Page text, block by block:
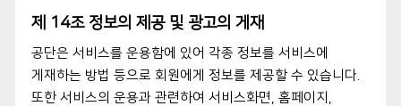
제 14조 정보의 제공 및 광고의 게재
공단은 서비스를 운용함에 있어 각종 정보를 서비스에
게재하는 방법 등으로 회원에게 정보를 제공할 수 있습니다.
또한 서비스의 운용과 관련하여 서비스화면, 홈페이지,